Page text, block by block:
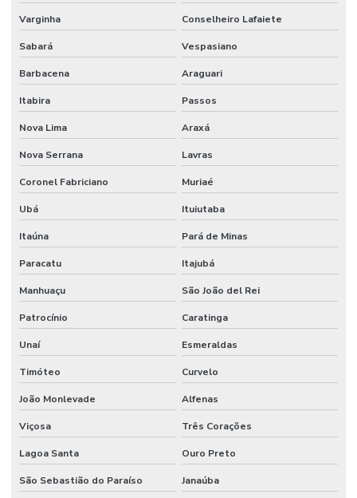
Varginha Conselheiro Lafaiete
Sabará Vespasiano
Barbacena Araguari
Itabira Passos
Nova Lima Araxá
Nova Serrana Lavras
Coronel Fabriciano Muriaé
Ubá Ituiutaba
Itaúna Pará de Minas
Paracatu Itajubá
Manhuaçu São João del Rei
Patrocínio Caratinga
Unaí Esmeraldas
Timóteo Curvelo
João Monlevade Alfenas
Viçosa Três Corações
Lagoa Santa Ouro Preto
São Sebastião do Paraíso Janaúba